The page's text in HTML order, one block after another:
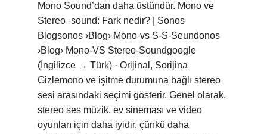
Mono Sound’dan daha üstündür. Mono ve
Stereo -sound: Fark nedir? | Sonos
Blogsonos ›Blog› Mono-vs S-S-Seundonos
›Blog› Mono-VS Stereo-Soundgoogle
(İngilizce → Türk) · Orijinal, Sorijina
Gizlemono ve işitme durumuna bağlı stereo
sesi arasındaki seçimi gösterir. Genel olarak,
stereo ses müzik, ev sineması ve video
oyunları için daha iyidir, çünkü daha